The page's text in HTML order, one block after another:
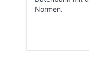
Normen.